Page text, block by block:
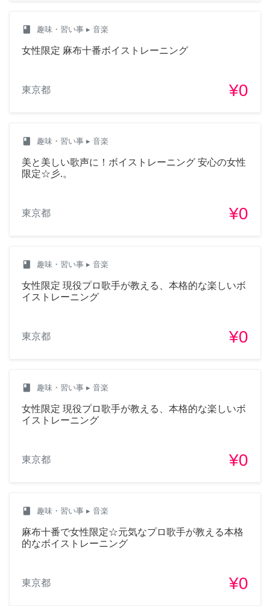
class 趣味・習い事 ▸ 音楽
女性限定 麻布十番ボイストレーニング
東京都 ¥0
class 趣味・習い事 ▸ 音楽
美と美しい歌声に！ボイストレーニング 安心の女性
限定☆彡.。
東京都 ¥0
class 趣味・習い事 ▸ 音楽
女性限定 現役プロ歌手が教える、本格的な楽しいボ
イストレーニング
東京都 ¥0
class 趣味・習い事 ▸ 音楽
女性限定 現役プロ歌手が教える、本格的な楽しいボ
イストレーニング
東京都 ¥0
class 趣味・習い事 ▸ 音楽
麻布十番で女性限定☆元気なプロ歌手が教える本格
的なボイストレーニング
東京都 ¥0